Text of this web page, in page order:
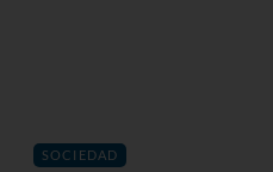
SOCIEDAD